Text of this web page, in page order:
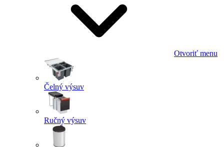
Otvoriť menu
Čelný výsuv
Ručný výsuv